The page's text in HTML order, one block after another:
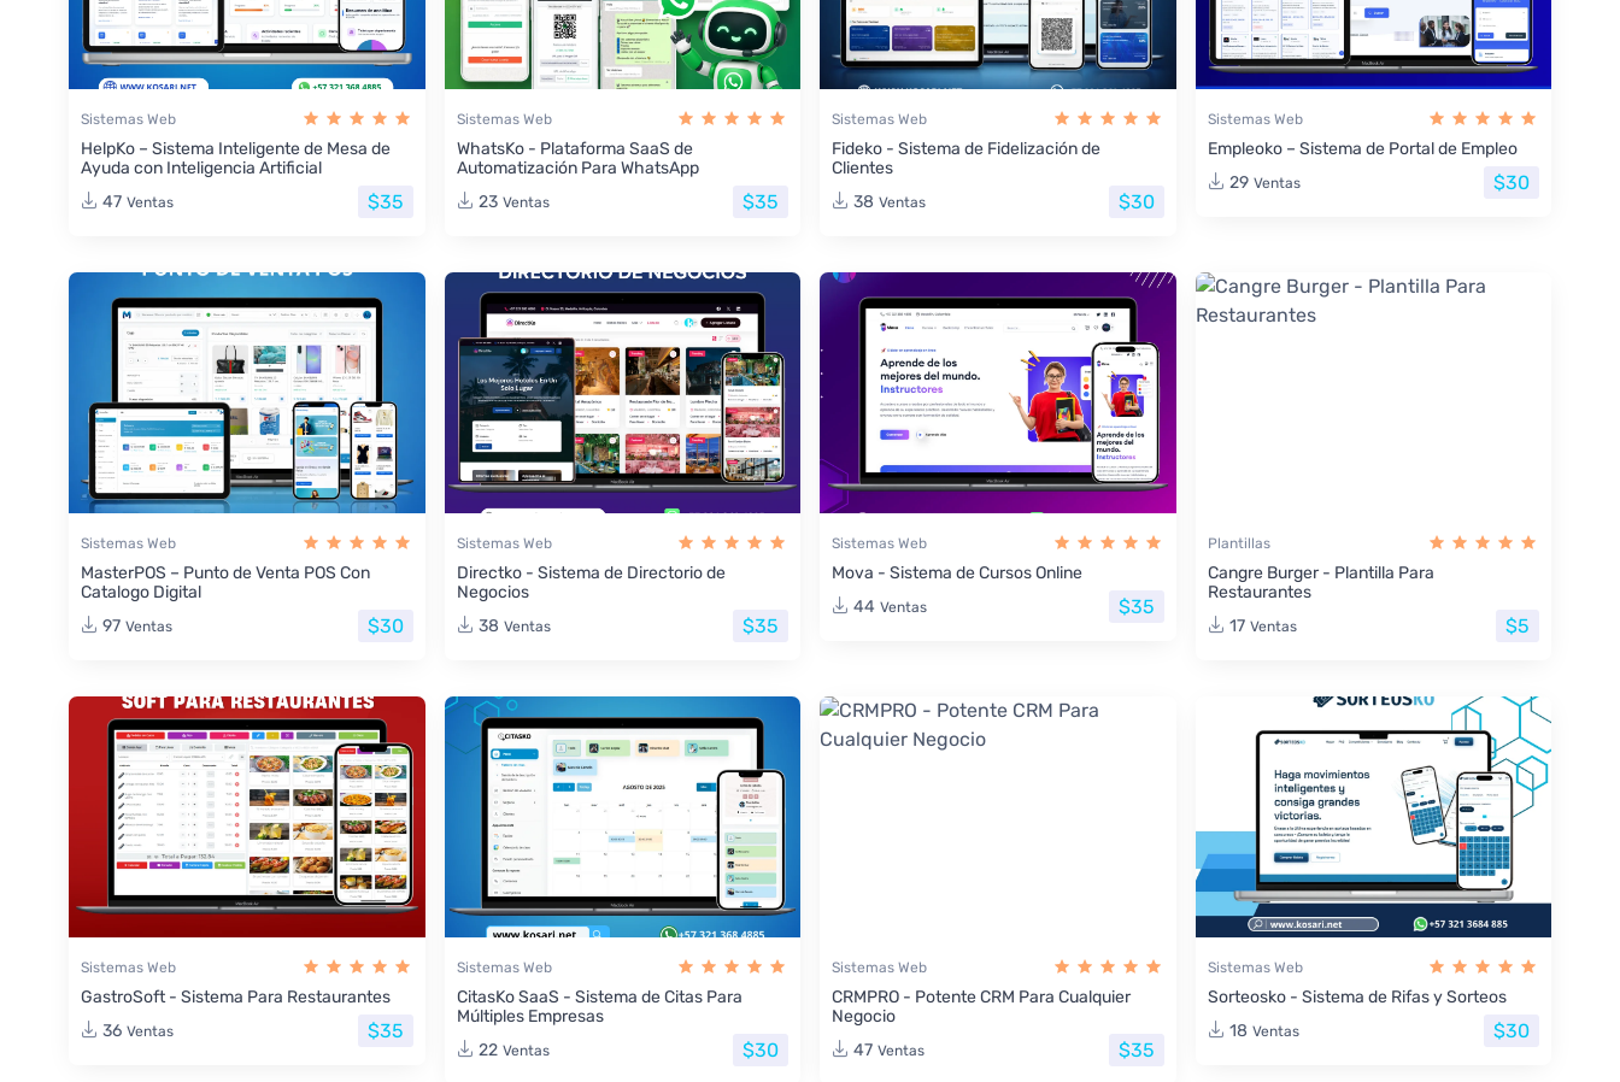
Sistemas Web
HelpKo – Sistema Inteligente de Mesa de
Ayuda con Inteligencia Artificial
47 Ventas $35
Sistemas Web
WhatsKo - Plataforma SaaS de
Automatización Para WhatsApp
23 Ventas $35
Sistemas Web
Fideko - Sistema de Fidelización de
Clientes
38 Ventas $30
Sistemas Web
Empleoko – Sistema de Portal de Empleo
29 Ventas $30
Sistemas Web
MasterPOS – Punto de Venta POS Con
Catalogo Digital
97 Ventas $30
Sistemas Web
Directko - Sistema de Directorio de
Negocios
38 Ventas $35
Sistemas Web
Mova - Sistema de Cursos Online
44 Ventas $35
Plantillas
Cangre Burger - Plantilla Para
Restaurantes
17 Ventas $5
Sistemas Web
GastroSoft - Sistema Para Restaurantes
36 Ventas $35
Sistemas Web
CitasKo SaaS - Sistema de Citas Para
Múltiples Empresas
22 Ventas $30
Sistemas Web
CRMPRO - Potente CRM Para Cualquier
Negocio
47 Ventas $35
Sistemas Web
Sorteosko - Sistema de Rifas y Sorteos
18 Ventas $30